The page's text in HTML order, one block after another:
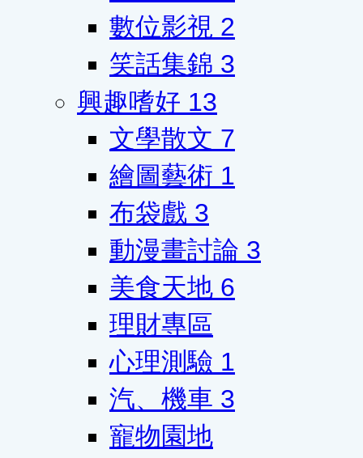
數位影視 2
笑話集錦 3
興趣嗜好 13
文學散文 7
繪圖藝術 1
布袋戲 3
動漫畫討論 3
美食天地 6
理財專區
心理測驗 1
汽、機車 3
寵物園地